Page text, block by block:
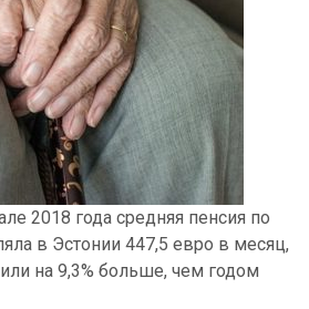
2018 года средняя пенсия по
в Эстонии 447,5 евро в месяц,
на 9,3% больше, чем годом